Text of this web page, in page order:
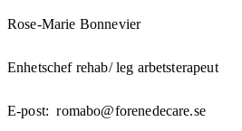
Rose-Marie Bonnevier
Enhetschef rehab/ leg arbetsterapeut
E-post: romabo@forenedecare.se